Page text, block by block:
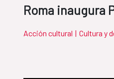
Roma inaugura
Acción cultural | Cultura y